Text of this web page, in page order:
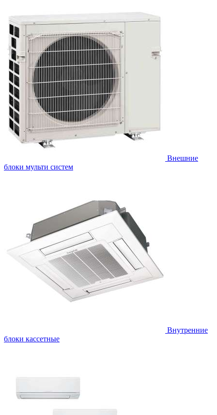
Внешние
блоки мульти систем
Внутренние
блоки кассетные